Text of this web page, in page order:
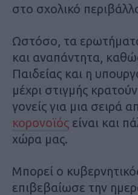
στο σχολικό
Ωστόσο, τα
και αναπάντητα,
Παιδείας και η
μέχρι στιγμής
γονείς για μια σειρά
κορονοϊός είναι και
χώρα μας.
Μπορεί ο
επιβεβαίωσε την